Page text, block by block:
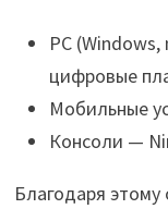
PC
цифровые
Мобильные
Консоли —
Благодаря